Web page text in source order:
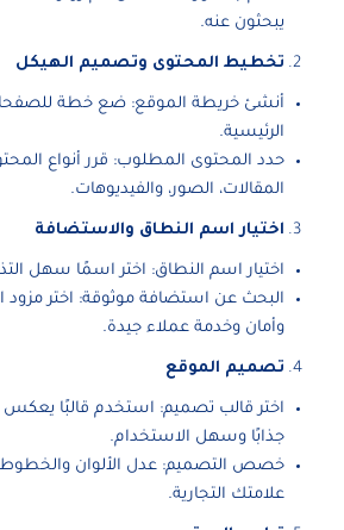
يبحثون عنه.
تخطيط المحتوى وتصميم الهيكل
أنشئ خريطة الموقع: ضع خطة
الرئيسية.
حدد المحتوى المطلوب: قرر أنواع
المقالات، الصور، والفيديوهات.
اختيار اسم النطاق والاستضافة
اختيار اسم النطاق: اختر اسمًا سهل
البحث عن استضافة موثوقة: اختر
وأمان وخدمة عملاء جيدة.
تصميم الموقع
اختر قالب تصميم: استخدم قالبًا
جذابًا وسهل الاستخدام.
خصص التصميم: عدل الألوان والخطوط
علامتك التجارية.